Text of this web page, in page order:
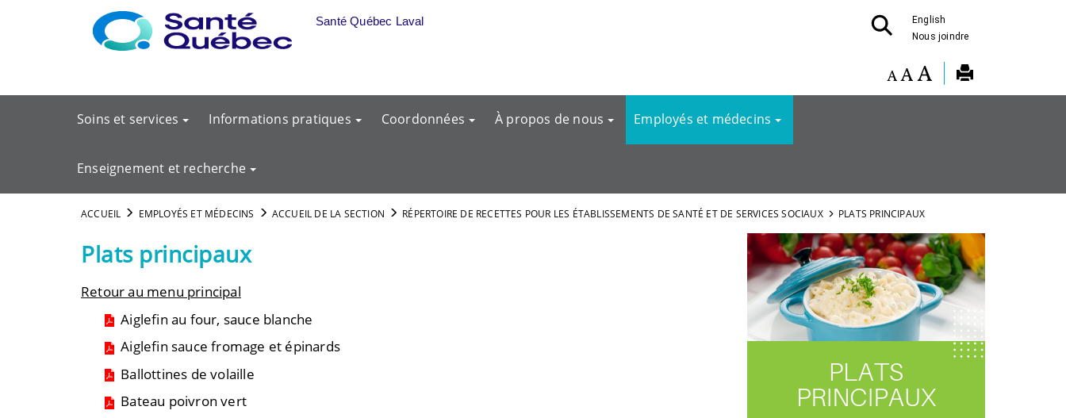
Aller au menu principal
English
Nous joindre
Santé Québec Laval
Soins et services Informations pratiques Coordonnées À propos de nous Employés et médecins
Enseignement et recherche
ACCUEIL EMPLOYÉS ET MÉDECINS ACCUEIL DE LA SECTION RÉPERTOIRE DE RECETTES POUR LES ÉTABLISSEMENTS DE SANTÉ ET DE SERVICES SOCIAUX PLATS PRINCIPAUX
Plats principaux
Retour au menu principal
Aiglefin au four, sauce blanche
Aiglefin sauce fromage et épinards
Ballottines de volaille
Bateau poivron vert